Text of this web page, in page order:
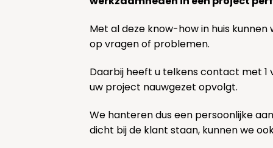
Met al deze know-how in huis
op vragen of problemen.
Daarbij heeft u telkens contact met 1
uw project nauwgezet opvolgt.
We hanteren dus een persoonlijke
dicht bij de klant staan, kunnen we